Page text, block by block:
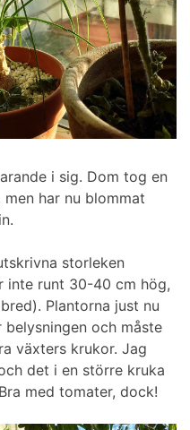
i sig. Dom tog en
har nu blommat
storleken
inte runt 30-40 cm hög,
Plantorna just nu
och måste
växters krukor. Jag
det i en större kruka
med tomater, dock!